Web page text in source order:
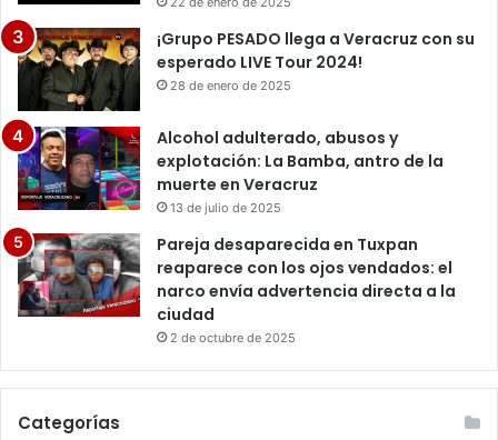
¡Grupo PESADO llega a Veracruz con su
esperado LIVE Tour 2024!
28 de enero de 2025
Alcohol adulterado, abusos y
explotación: La Bamba, antro de la
muerte en Veracruz
13 de julio de 2025
Pareja desaparecida en Tuxpan
reaparece con los ojos vendados: el
narco envía advertencia directa a la
ciudad
2 de octubre de 2025
Categorías